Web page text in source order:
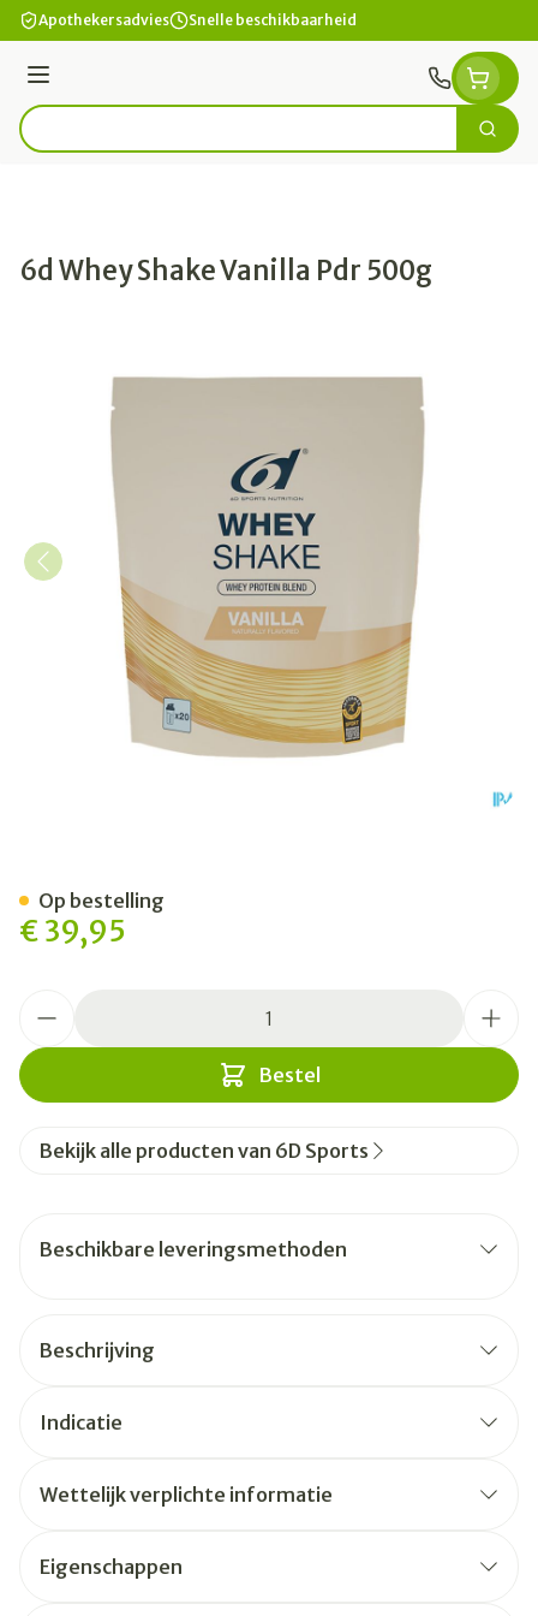
Ga naar de inhoud
Apothekersadvies Snelle beschikbaarheid
Menu
Product, merk, categorie... Zoek
6d Whey Shake Vanilla Pdr 500g
€ 39,95
Bestel
Op bestelling
Bekijk alle producten van 6D Sports
Beschikbare leveringsmethoden
Beschrijving
Indicatie
Wettelijk verplichte informatie
Eigenschappen